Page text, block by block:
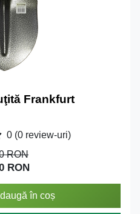
Frankfurt
0 (0 review-uri)
RON
RON
în coș